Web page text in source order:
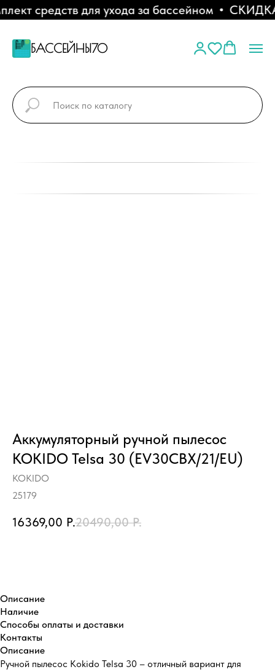
средств для ухода за бассейном СКИДКА
БАССЕЙНЫ70
Аккумуляторный ручной пылесос
KOKIDO Telsa 30 (EV30CBX/21/EU)
KOKIDO
25179
16369,00 Р.20490,00 Р.
Описание
Наличие
Способы оплаты и доставки
Контакты
Описание
Ручной пылесос Kokido Telsa 30 – отличный вариант для